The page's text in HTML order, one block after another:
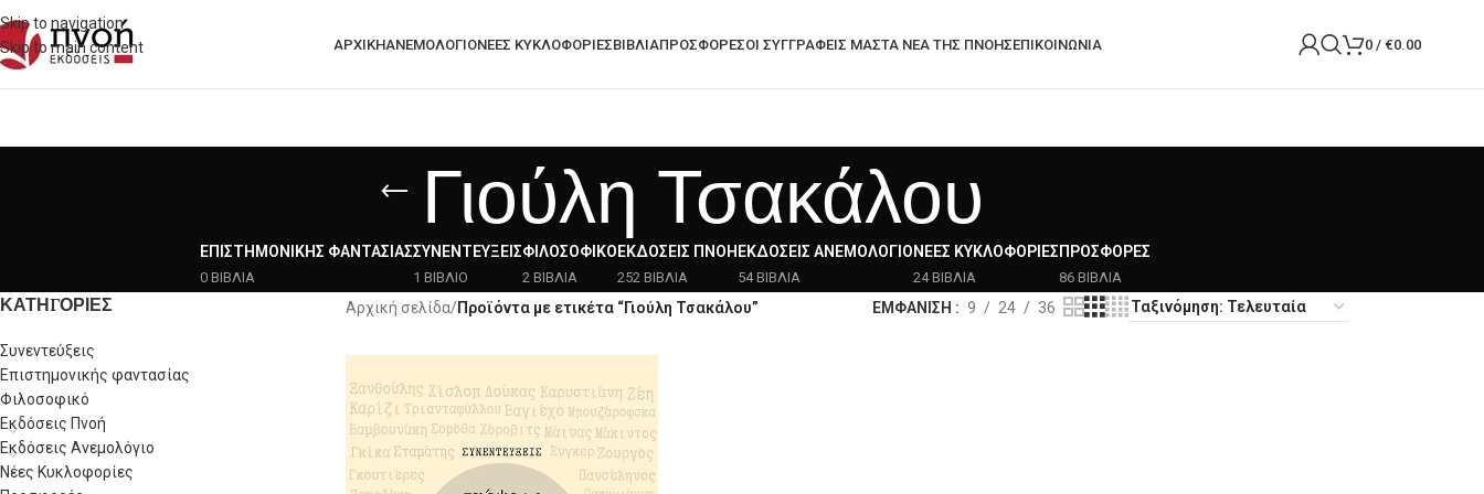
Skip to navigation
Skip to main content
ΑΡΧΙΚΗΑΝΕΜΟΛΟΓΙΟΝΈΕΣ ΚΥΚΛΟΦΟΡΊΕΣΒΙΒΛΙΑΠΡΟΣΦΟΡΈΣΟΙ ΣΥΓΓΡΑΦΕΙΣ ΜΑΣΤΑ ΝΈΑ ΤΗΣ ΠΝΟΉΣΕΠΙΚΟΙΝΩΝΙΑ 0 / €0.00
Γιούλη Τσακάλου
ΕΠΙΣΤΗΜΟΝΙΚΉΣ ΦΑΝΤΑΣΊΑΣ
0 ΒΙΒΛΙΑ
ΣΥΝΕΝΤΕΎΞΕΙΣ
1 ΒΙΒΛΙΟ
ΦΙΛΟΣΟΦΙΚΌ
2 ΒΙΒΛΙΑ
ΕΚΔΌΣΕΙΣ ΠΝΟΉ
252 ΒΙΒΛΙΑ
ΕΚΔΌΣΕΙΣ ΑΝΕΜΟΛΌΓΙΟ
54 ΒΙΒΛΙΑ
ΝΈΕΣ ΚΥΚΛΟΦΟΡΊΕΣ
24 ΒΙΒΛΙΑ
ΠΡΟΣΦΟΡΈΣ
86 ΒΙΒΛΙΑ
ΚΑΤΗΓΟΡΙΕΣ
Συνεντεύξεις
Επιστημονικής φαντασίας
Φιλοσοφικό
Εκδόσεις Πνοή
Εκδόσεις Ανεμολόγιο
Νέες Κυκλοφορίες
Αρχική σελίδα/Προϊόντα με ετικέτα “Γιούλη Τσακάλου” ΕΜΦΑΝΙΣΗ 9 24 36